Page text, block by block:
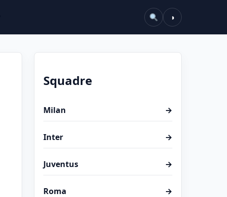
◑
Squadre
Milan →
Inter →
Juventus →
Roma →